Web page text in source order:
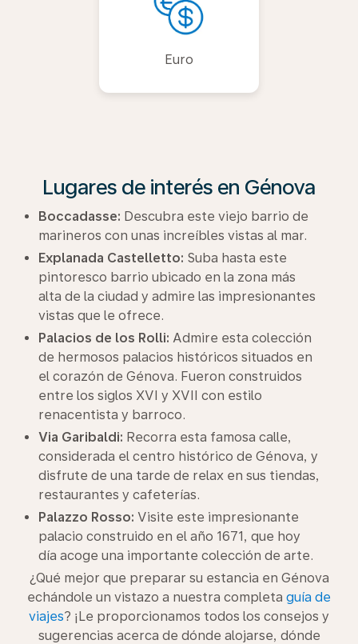
Euro
Lugares de interés en Génova
Boccadasse: Descubra este viejo barrio de
marineros con unas increíbles vistas al mar.
Explanada Castelletto: Suba hasta este
pintoresco barrio ubicado en la zona más
alta de la ciudad y admire las impresionantes
vistas que le ofrece.
Palacios de los Rolli: Admire esta colección
de hermosos palacios históricos situados en
el corazón de Génova. Fueron construidos
entre los siglos XVI y XVII con estilo
renacentista y barroco.
Via Garibaldi: Recorra esta famosa calle,
considerada el centro histórico de Génova, y
disfrute de una tarde de relax en sus tiendas,
restaurantes y cafeterías.
Palazzo Rosso: Visite este impresionante
palacio construido en el año 1671, que hoy
día acoge una importante colección de arte.
¿Qué mejor que preparar su estancia en Génova
echándole un vistazo a nuestra completa guía de
viajes? ¡Le proporcionamos todos los consejos y
sugerencias acerca de dónde alojarse, dónde